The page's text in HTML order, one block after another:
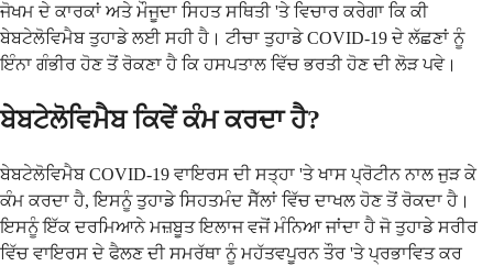
ਜੋਖਮ ਦੇ ਕਾਰਕਾਂ ਅਤੇ ਮੌਜੂਦਾ ਸਿਹਤ ਸਥਿਤੀ 'ਤੇ ਵਿਚਾਰ ਕਰੇਗਾ ਕਿ ਕੀ
ਬੇਬਟੇਲੋਵਿਮੈਬ ਤੁਹਾਡੇ ਲਈ ਸਹੀ ਹੈ। ਟੀਚਾ ਤੁਹਾਡੇ COVID-19 ਦੇ ਲੱਛਣਾਂ ਨੂੰ
ਇੰਨਾ ਗੰਭੀਰ ਹੋਣ ਤੋਂ ਰੋਕਣਾ ਹੈ ਕਿ ਹਸਪਤਾਲ ਵਿੱਚ ਭਰਤੀ ਹੋਣ ਦੀ ਲੋੜ ਪਵੇ।
ਬੇਬਟੇਲੋਵਿਮੈਬ ਕਿਵੇਂ ਕੰਮ ਕਰਦਾ ਹੈ?
ਬੇਬਟੇਲੋਵਿਮੈਬ COVID-19 ਵਾਇਰਸ ਦੀ ਸਤ੍ਹਾ 'ਤੇ ਖਾਸ ਪ੍ਰੋਟੀਨ ਨਾਲ ਜੁੜ ਕੇ
ਕੰਮ ਕਰਦਾ ਹੈ, ਇਸਨੂੰ ਤੁਹਾਡੇ ਸਿਹਤਮੰਦ ਸੈੱਲਾਂ ਵਿੱਚ ਦਾਖਲ ਹੋਣ ਤੋਂ ਰੋਕਦਾ ਹੈ।
ਇਸਨੂੰ ਇੱਕ ਦਰਮਿਆਨੇ ਮਜ਼ਬੂਤ ਇਲਾਜ ਵਜੋਂ ਮੰਨਿਆ ਜਾਂਦਾ ਹੈ ਜੋ ਤੁਹਾਡੇ ਸਰੀਰ
ਵਿੱਚ ਵਾਇਰਸ ਦੇ ਫੈਲਣ ਦੀ ਸਮਰੱਥਾ ਨੂੰ ਮਹੱਤਵਪੂਰਨ ਤੌਰ 'ਤੇ ਪ੍ਰਭਾਵਿਤ ਕਰ